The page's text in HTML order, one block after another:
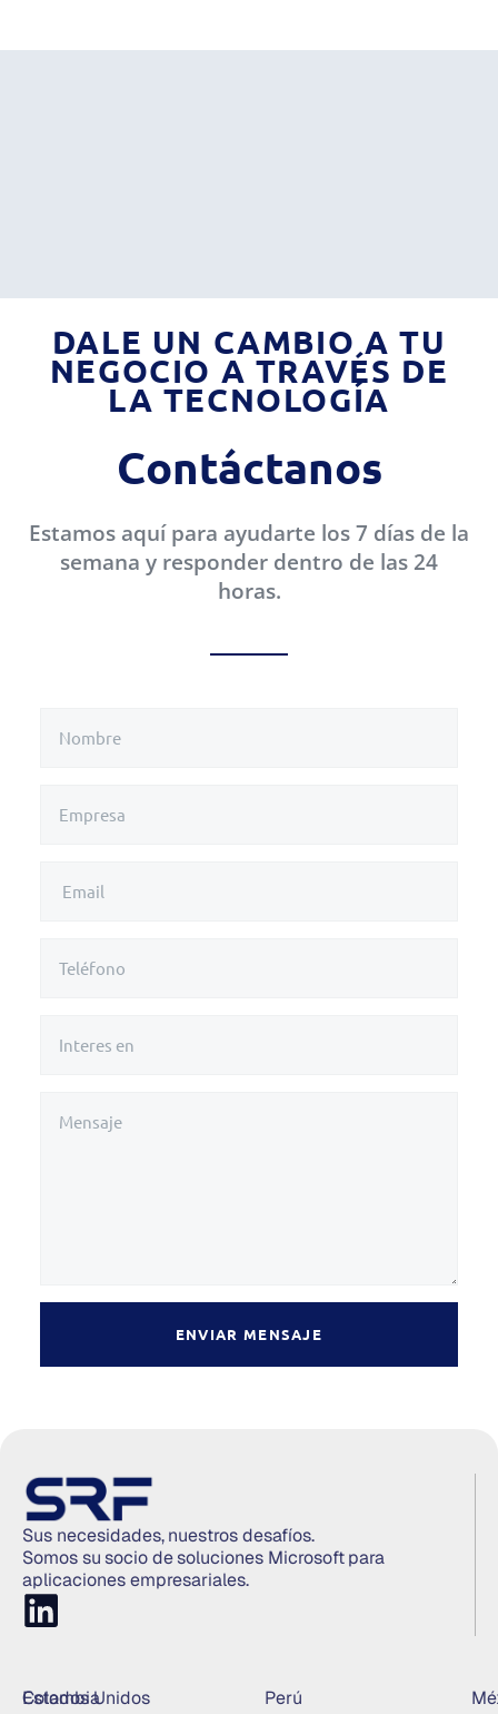
DALE UN CAMBIO A TU
NEGOCIO A TRAVÉS DE
LA TECNOLOGÍA
Contáctanos
Estamos aquí para ayudarte los 7 días de la
semana y responder dentro de las 24
horas.
ENVIAR MENSAJE
Sus necesidades, nuestros desafíos.
Somos su socio de soluciones Microsoft para
aplicaciones empresariales.
Colombia
Estados Unidos
Perú